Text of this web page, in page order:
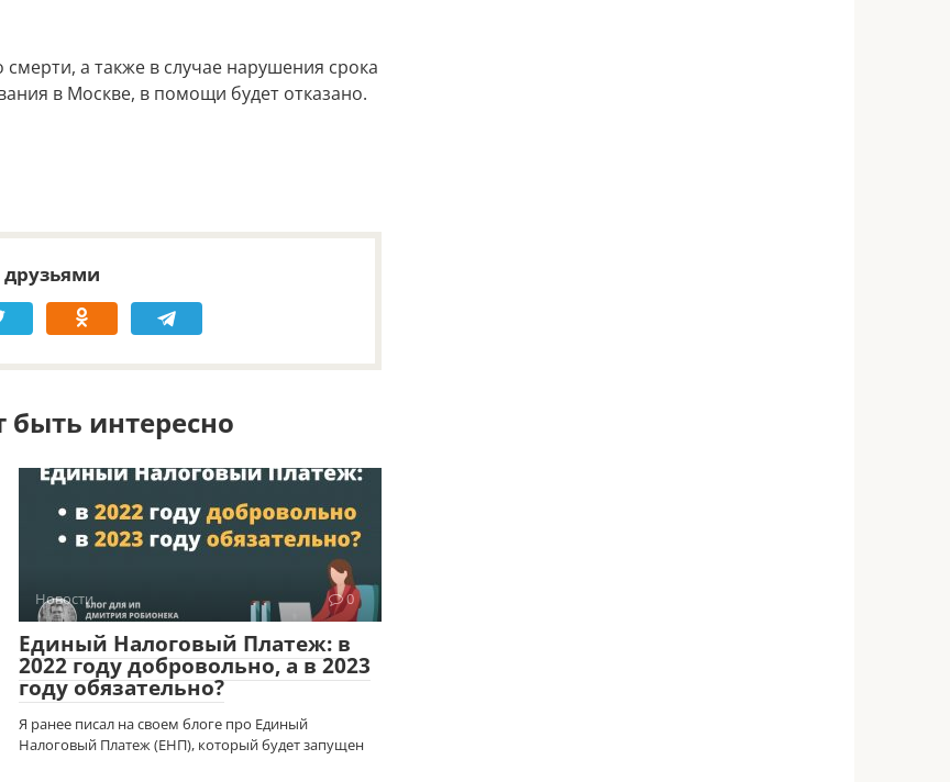
а также в случае нарушения срока
в Москве, в помощи будет отказано.
друзьями
интересно
Новости 0
Единый Налоговый Платеж: в
2022 году добровольно, а в 2023
году обязательно?
Я ранее писал на своем блоге про Единый
Налоговый Платеж (ЕНП), который будет запущен